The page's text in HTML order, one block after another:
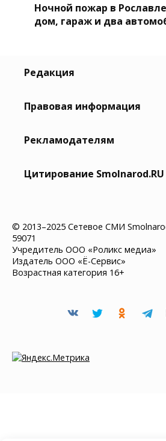
Ночной пожар в
дом, гараж и два
Редакция
Правовая информация
Рекламодателям
Цитирование Smolnarod.RU
© 2013–2025 Сетевое СМИ
59071
Учредитель ООО «Роликс медиа»
Издатель ООО «Ё-Сервис»
Возрастная категория 16+